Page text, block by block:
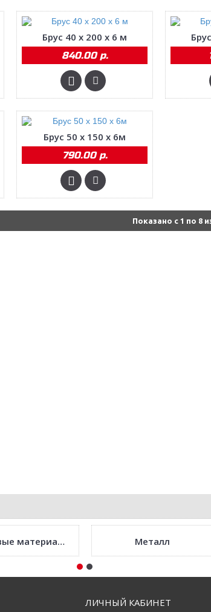
Брус 40 х 200 х 6 м
840.00 р.
Брус 50 х 150 х 6м
790.00 р.
Показано с 1 по 8
Листовые материалы Металл
ЛИЧНЫЙ КАБИНЕТ